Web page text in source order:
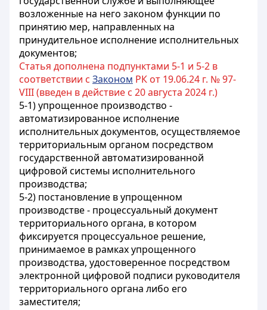
возложенные на него законом функции по
принятию мер, направленных на
принудительное исполнение исполнительных
документов;
Статья дополнена подпунктами 5-1 и 5-2 в
соответствии с Законом РК от 19.06.24 г. № 97-
VIII (введен в действие с 20 августа 2024 г.)
5-1) упрощенное производство -
автоматизированное исполнение
исполнительных документов, осуществляемое
территориальным органом посредством
государственной автоматизированной
цифровой системы исполнительного
производства;
5-2) постановление в упрощенном
производстве - процессуальный документ
территориального органа, в котором
фиксируется процессуальное решение,
принимаемое в рамках упрощенного
производства, удостоверенное посредством
электронной цифровой подписи руководителя
территориального органа либо его
заместителя;